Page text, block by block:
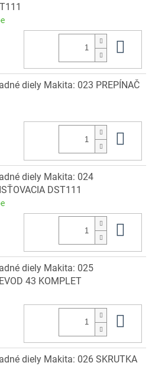
diely Makita: 023 PREPÍNAČ
diely Makita: 024
DST111
diely Makita: 025
43 KOMPLET
diely Makita: 026 SKRUTKA